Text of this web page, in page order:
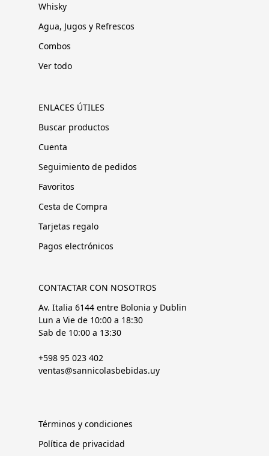
Whisky
Agua, Jugos y Refrescos
Combos
Ver todo
ENLACES ÚTILES
Buscar productos
Cuenta
Seguimiento de pedidos
Favoritos
Cesta de Compra
Tarjetas regalo
Pagos electrónicos
CONTACTAR CON NOSOTROS
Av. Italia 6144 entre Bolonia y Dublin
Lun a Vie de 10:00 a 18:30
Sab de 10:00 a 13:30
+598 95 023 402
ventas@sannicolasbebidas.uy
Términos y condiciones
Política de privacidad